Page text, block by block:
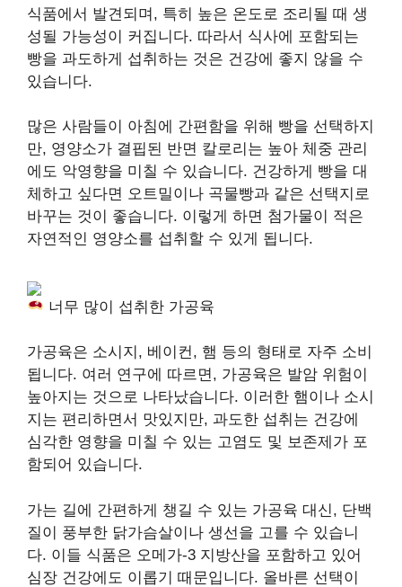
식품에서 발견되며, 특히 높은 온도로 조리될 때 생
성될 가능성이 커집니다. 따라서 식사에 포함되는
빵을 과도하게 섭취하는 것은 건강에 좋지 않을 수
있습니다.
많은 사람들이 아침에 간편함을 위해 빵을 선택하지
만, 영양소가 결핍된 반면 칼로리는 높아 체중 관리
에도 악영향을 미칠 수 있습니다. 건강하게 빵을 대
체하고 싶다면 오트밀이나 곡물빵과 같은 선택지로
바꾸는 것이 좋습니다. 이렇게 하면 첨가물이 적은
자연적인 영양소를 섭취할 수 있게 됩니다.
너무 많이 섭취한 가공육
가공육은 소시지, 베이컨, 햄 등의 형태로 자주 소비
됩니다. 여러 연구에 따르면, 가공육은 발암 위험이
높아지는 것으로 나타났습니다. 이러한 햄이나 소시
지는 편리하면서 맛있지만, 과도한 섭취는 건강에
심각한 영향을 미칠 수 있는 고염도 및 보존제가 포
함되어 있습니다.
가는 길에 간편하게 챙길 수 있는 가공육 대신, 단백
질이 풍부한 닭가슴살이나 생선을 고를 수 있습니
다. 이들 식품은 오메가-3 지방산을 포함하고 있어
심장 건강에도 이롭기 때문입니다. 올바른 선택이